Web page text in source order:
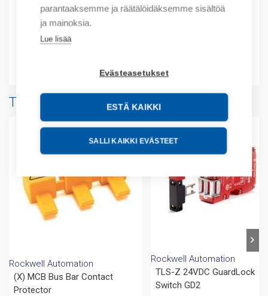
parantaaksemme ja räätälöidäksemme sisältöä
ja mainoksia.
Lue lisää
Evästeasetukset
ESTÄ KAIKKI
SALLI KAIKKI EVÄSTEET
Product order number: 445LP4E0850FP
Valmistajan tuotenumero: 445LP4E0850FP
Tuotteita samalta valmistajalta
Rockwell Automation
(X) MCB Bus Bar Contact
Protector
Rockwell Automation
TLS-Z 24VDC GuardLock
Switch GD2